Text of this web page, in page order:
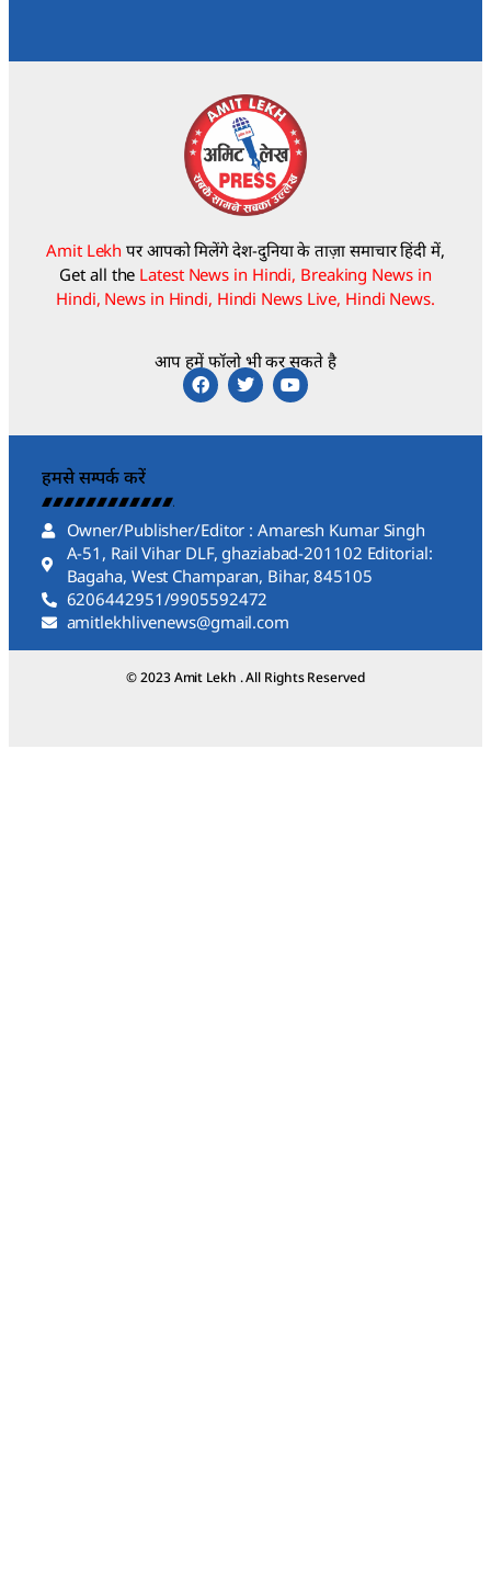
Amit Lekh पर आपको मिलेंगे देश-दुनिया के ताज़ा समाचार हिंदी में,
Get all the Latest News in Hindi, Breaking News in
Hindi, News in Hindi, Hindi News Live, Hindi News.
आप हमें फॉलो भी कर सकते है
हमसे सम्पर्क करें
Owner/Publisher/Editor : Amaresh Kumar Singh
A-51, Rail Vihar DLF, ghaziabad-201102 Editorial:
Bagaha, West Champaran, Bihar, 845105
6206442951/9905592472
amitlekhlivenews@gmail.com
© 2023 Amit Lekh . All Rights Reserved